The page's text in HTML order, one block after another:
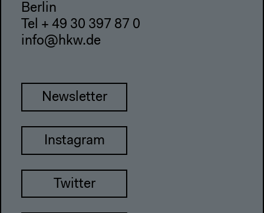
Berlin
Tel + 49 30 397 87 0
info@hkw.de
Newsletter
Instagram
Twitter